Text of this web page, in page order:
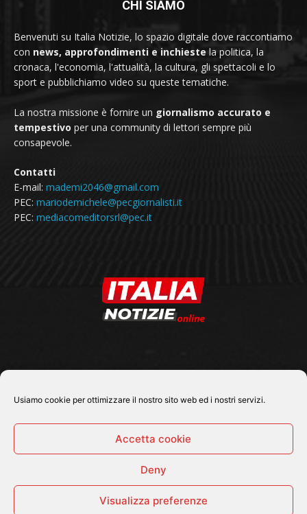
Usiamo cookie per ottimizzare il nostro sito web ed i nostri servizi.
Accetta cookie
Deny
Visualizza preferenze
CHI SIAMO
Benvenuti su Italia Notizie, lo spazio digitale dove raccontiamo
con news, approfondimenti e inchieste la politica, la
cronaca, l'economia, l'attualità, la cultura, gli spettacoli e lo
sport e pubblichiamo video su queste tematiche.
La nostra missione è fornire un giornalismo accurato e
tempestivo per una community di lettori sempre più
consapevole.
Contatti
E-mail: mademi2046@gmail.com
PEC: mariodemichele@pecgiornalisti.it
PEC: mediacomeditorsrl@pec.it
© 2026 Tutti i diritti riservati - Italia Notizie .online |
Cronaca Economia